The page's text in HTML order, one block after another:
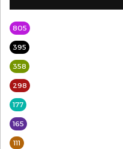
805
395
358
298
177
165
111